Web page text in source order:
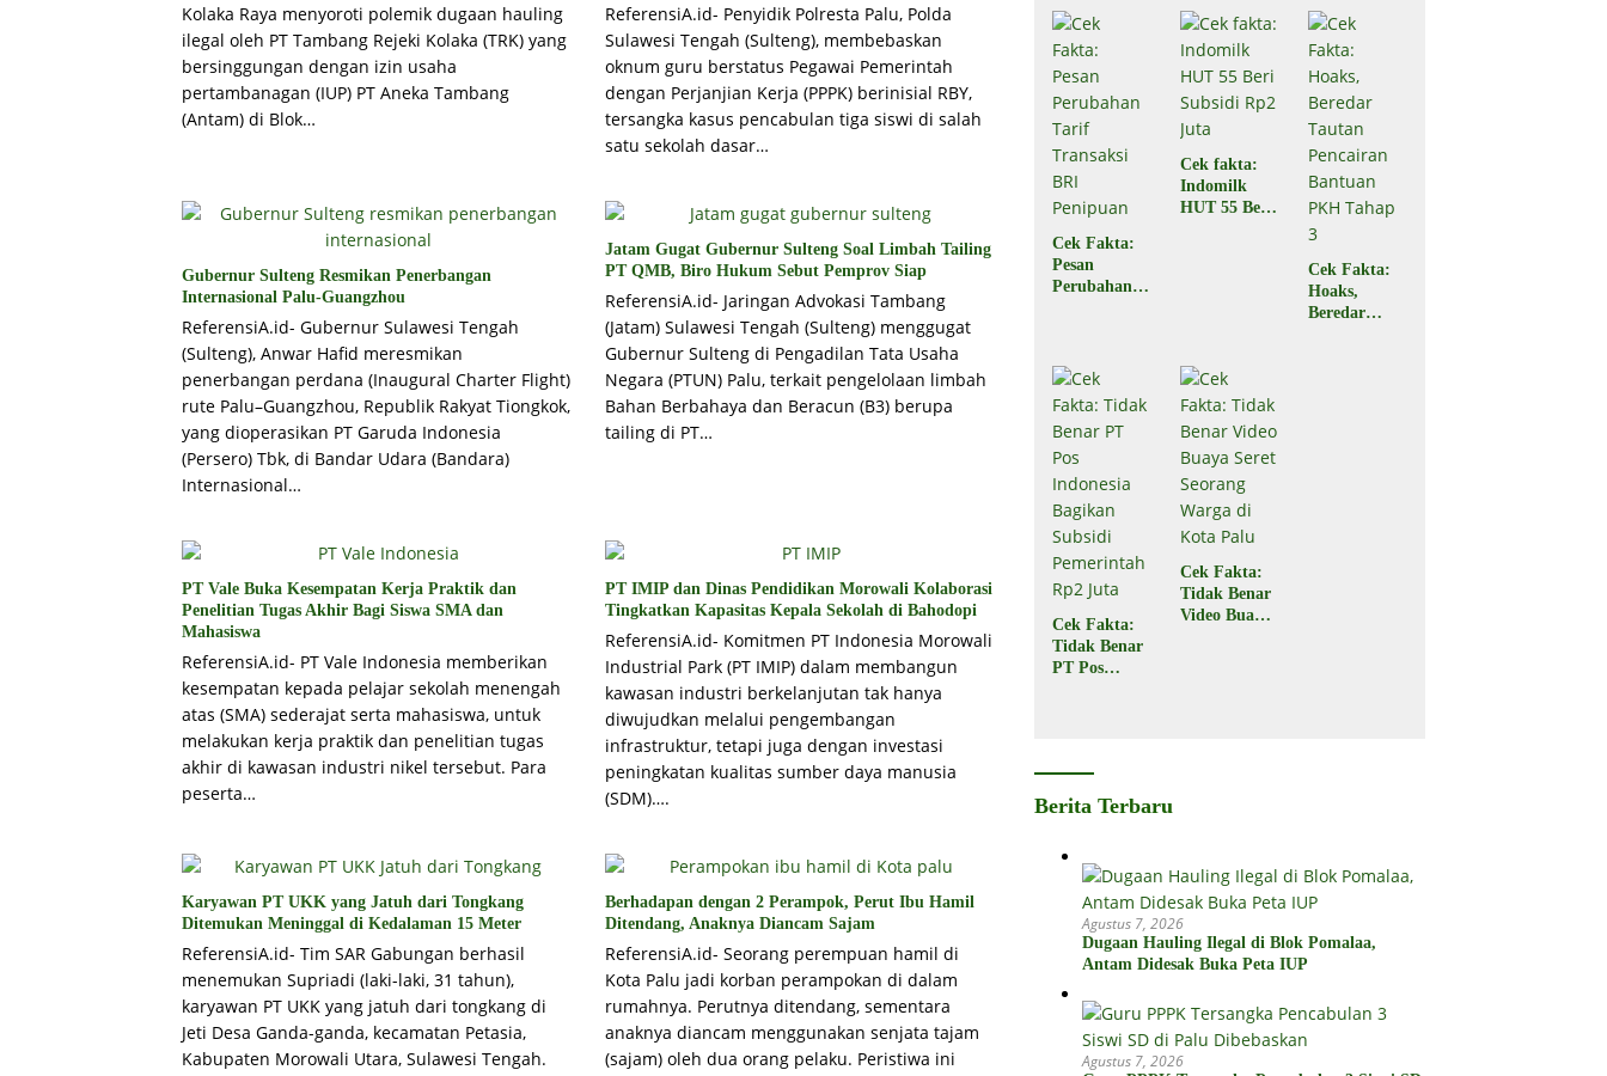
Kolaka Raya menyoroti polemik dugaan hauling
ilegal oleh PT Tambang Rejeki Kolaka (TRK) yang
bersinggungan dengan izin usaha
pertambanagan (IUP) PT Aneka Tambang
(Antam) di Blok…
ReferensiA.id- Penyidik Polresta Palu, Polda
Sulawesi Tengah (Sulteng), membebaskan
oknum guru berstatus Pegawai Pemerintah
dengan Perjanjian Kerja (PPPK) berinisial RBY,
tersangka kasus pencabulan tiga siswi di salah
satu sekolah dasar…
Gubernur Sulteng Resmikan Penerbangan
Internasional Palu-Guangzhou
ReferensiA.id- Gubernur Sulawesi Tengah
(Sulteng), Anwar Hafid meresmikan
penerbangan perdana (Inaugural Charter Flight)
rute Palu–Guangzhou, Republik Rakyat Tiongkok,
yang dioperasikan PT Garuda Indonesia
(Persero) Tbk, di Bandar Udara (Bandara)
Internasional…
Jatam Gugat Gubernur Sulteng Soal Limbah Tailing
PT QMB, Biro Hukum Sebut Pemprov Siap
ReferensiA.id- Jaringan Advokasi Tambang
(Jatam) Sulawesi Tengah (Sulteng) menggugat
Gubernur Sulteng di Pengadilan Tata Usaha
Negara (PTUN) Palu, terkait pengelolaan limbah
Bahan Berbahaya dan Beracun (B3) berupa
tailing di PT…
PT Vale Buka Kesempatan Kerja Praktik dan
Penelitian Tugas Akhir Bagi Siswa SMA dan
Mahasiswa
ReferensiA.id- PT Vale Indonesia memberikan
kesempatan kepada pelajar sekolah menengah
atas (SMA) sederajat serta mahasiswa, untuk
melakukan kerja praktik dan penelitian tugas
akhir di kawasan industri nikel tersebut. Para
peserta…
PT IMIP dan Dinas Pendidikan Morowali Kolaborasi
Tingkatkan Kapasitas Kepala Sekolah di Bahodopi
ReferensiA.id- Komitmen PT Indonesia Morowali
Industrial Park (PT IMIP) dalam membangun
kawasan industri berkelanjutan tak hanya
diwujudkan melalui pengembangan
infrastruktur, tetapi juga dengan investasi
peningkatan kualitas sumber daya manusia
(SDM)….
Karyawan PT UKK yang Jatuh dari Tongkang
Ditemukan Meninggal di Kedalaman 15 Meter
ReferensiA.id- Tim SAR Gabungan berhasil
menemukan Supriadi (laki-laki, 31 tahun),
karyawan PT UKK yang jatuh dari tongkang di
Jeti Desa Ganda-ganda, kecamatan Petasia,
Kabupaten Morowali Utara, Sulawesi Tengah.
Berhadapan dengan 2 Perampok, Perut Ibu Hamil
Ditendang, Anaknya Diancam Sajam
ReferensiA.id- Seorang perempuan hamil di
Kota Palu jadi korban perampokan di dalam
rumahnya. Perutnya ditendang, sementara
anaknya diancam menggunakan senjata tajam
(sajam) oleh dua orang pelaku. Peristiwa ini
Ampana
Sulteng
di Ampana
Sulteng,
Begini
Faktanya
Cek Fakta:
Pesan
Perubahan
Penipuan
Cek fakta:
Indomilk
HUT 55 Beri
Cek Fakta:
Hoaks,
Beredar
Cek Fakta:
Tidak Benar
PT Pos
Rp2 Juta
Cek Fakta:
Tidak Benar
Video Buaya
Berita Terbaru
Agustus 7, 2026
Dugaan Hauling Ilegal di Blok Pomalaa,
Antam Didesak Buka Peta IUP
Agustus 7, 2026